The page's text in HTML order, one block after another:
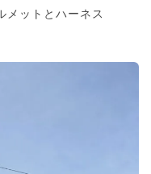
メットとハーネス